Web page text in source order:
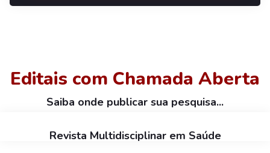
Editais com Chamada Aberta
Saiba onde publicar sua pesquisa...
Revista Multidisciplinar em Saúde